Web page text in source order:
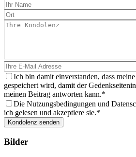
Ich bin damit einverstanden, dass
gespeichert wird, damit der
meinen Beitrag antworten kann.
Die Nutzungsbedingungen und
ich gelesen und akzeptiere sie.
Bilder